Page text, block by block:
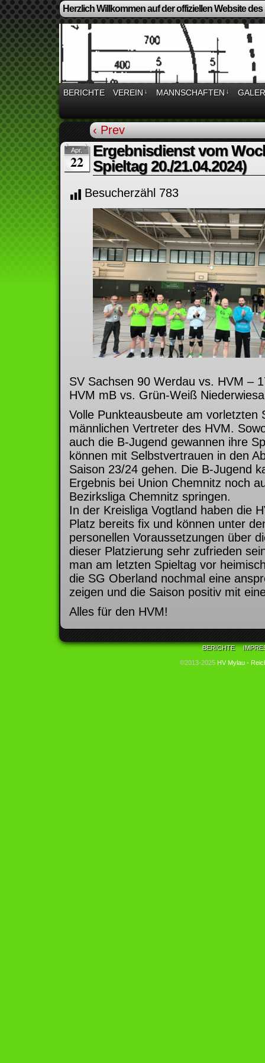
Herzlich Willkommen auf der offiziellen Website
BERICHTE VEREIN ↓ MANNSCHAFTEN ↓
‹ Prev
Apr.
22
Ergebnisdienst vom
Spieltag 20./21.04.2024)
Besucherzähl 783
SV Sachsen 90 Werdau vs. HVM –
HVM mB vs. Grün-Weiß
Volle Punkteausbeute am vorletzten
männlichen Vertreter des HVM.
auch die B-Jugend gewannen ihre
können mit Selbstvertrauen in den
Saison 23/24 gehen. Die B-Jugend
Ergebnis bei Union Chemnitz noch
Bezirksliga Chemnitz springen.
In der Kreisliga Vogtland haben die
Platz bereits fix und können unter
personellen Voraussetzungen über
dieser Platzierung sehr zufrieden
man am letzten Spieltag vor
die SG Oberland nochmal eine
zeigen und die Saison positiv mit
Alles für den HVM!
BERICHTE
©2013-2025 HV Mylau -